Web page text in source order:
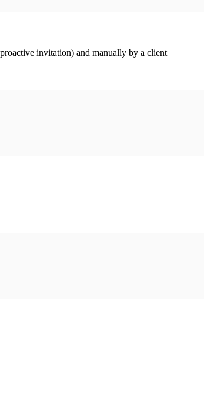
invitation) and manually by a client